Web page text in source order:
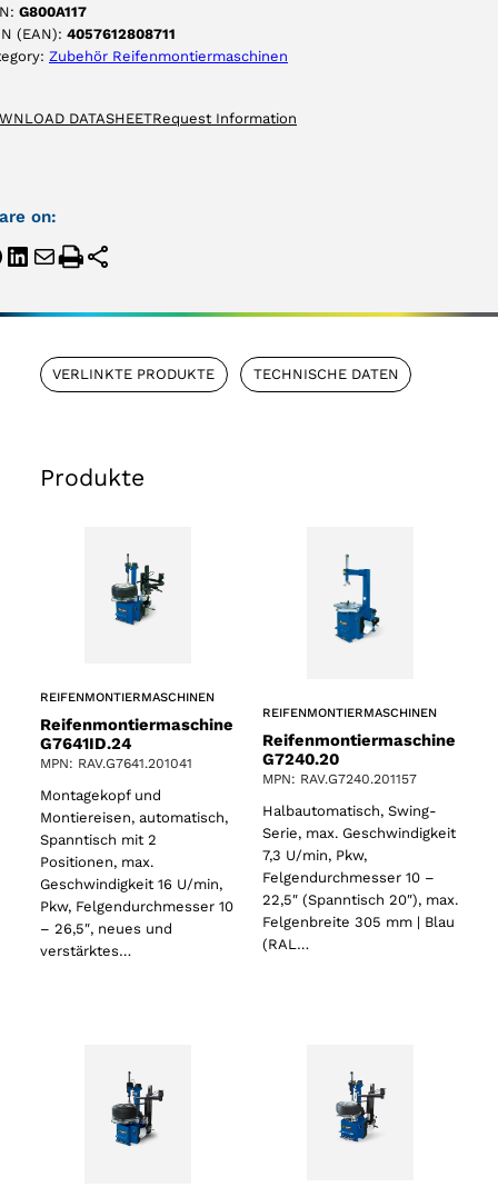
G800A117
(EAN): 4057612808711
Zubehör Reifenmontiermaschinen
DATASHEETRequest Information
on:
VERLINKTE PRODUKTE TECHNISCHE DATEN
Produkte
REIFENMONTIERMASCHINEN
Reifenmontiermaschine
G7641ID.24
MPN: RAV.G7641.201041
Montagekopf und
Montiereisen, automatisch,
Spanntisch mit 2
Positionen, max.
Geschwindigkeit 16 U/min,
Pkw, Felgendurchmesser 10
– 26,5″, neues und
verstärktes…
REIFENMONTIERMASCHINEN
Reifenmontiermaschine
G7240.20
MPN: RAV.G7240.201157
Halbautomatisch, Swing-
Serie, max. Geschwindigkeit
7,3 U/min, Pkw,
Felgendurchmesser 10 –
22,5″ (Spanntisch 20″), max.
Felgenbreite 305 mm | Blau
(RAL…